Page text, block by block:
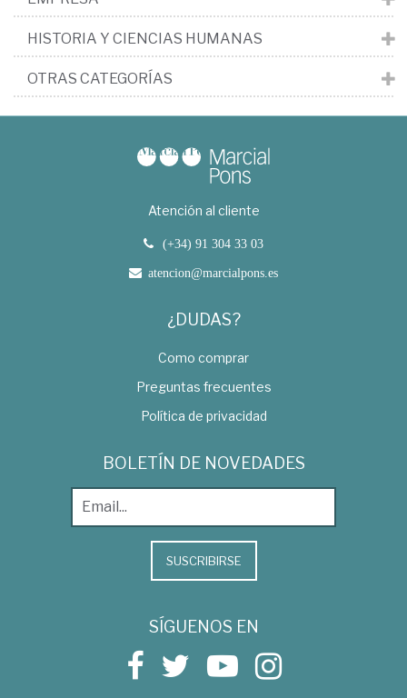
HISTORIA Y CIENCIAS HUMANAS
OTRAS CATEGORÍAS
Atención al cliente
(+34) 91 304 33 03
atencion@marcialpons.es
¿DUDAS?
Como comprar
Preguntas frecuentes
Política de privacidad
BOLETÍN DE NOVEDADES
SUSCRIBIRSE
SÍGUENOS EN